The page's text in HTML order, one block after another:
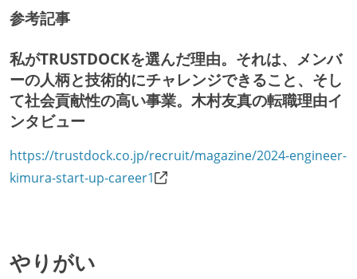
参考記事
私がTRUSTDOCKを選んだ理由。それは、メンバ
ーの人柄と技術的にチャレンジできること、そし
て社会貢献性の高い事業。木村友真の転職理由イ
ンタビュー
https://trustdock.co.jp/recruit/magazine/2024-engineer-
kimura-start-up-career1
やりがい